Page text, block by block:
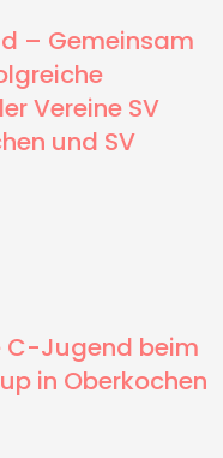
– Gemeinsam
Vereine SV
und SV
C-Jugend beim
in Oberkochen